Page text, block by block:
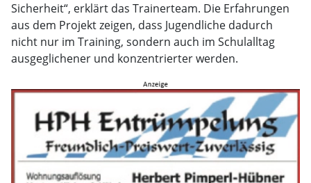
Sicherheit“, erklärt das Trainerteam. Die Erfahrungen
aus dem Projekt zeigen, dass Jugendliche dadurch
nicht nur im Training, sondern auch im Schulalltag
ausgeglichener und konzentrierter werden.